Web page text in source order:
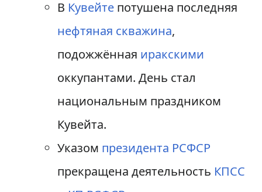
В Кувейтепотушена последняя
нефтяная скважина,
подожжённая иракскими
оккупантами. День стал
национальным праздником
Кувейта.
Указом президента РСФСР
прекращена деятельность КПСС